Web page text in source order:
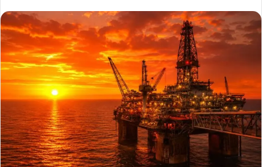
س
ل
ب
ر
ي
د
ا
إ
ل
ك
ت